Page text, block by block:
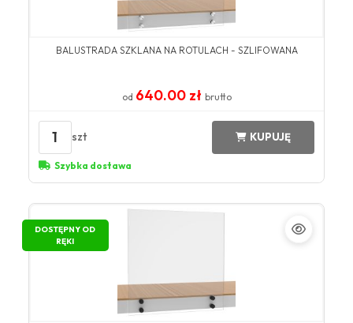
BALUSTRADA SZKLANA NA ROTULACH - SZLIFOWANA
od 640.00 zł brutto
1 szt KUPUJĘ
Szybka dostawa
DOSTĘPNY OD
RĘKI